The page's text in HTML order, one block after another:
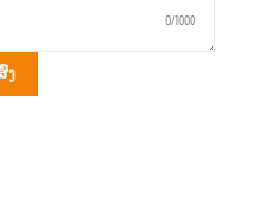
0/1000
ງ